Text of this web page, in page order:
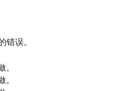
错误。
。
。